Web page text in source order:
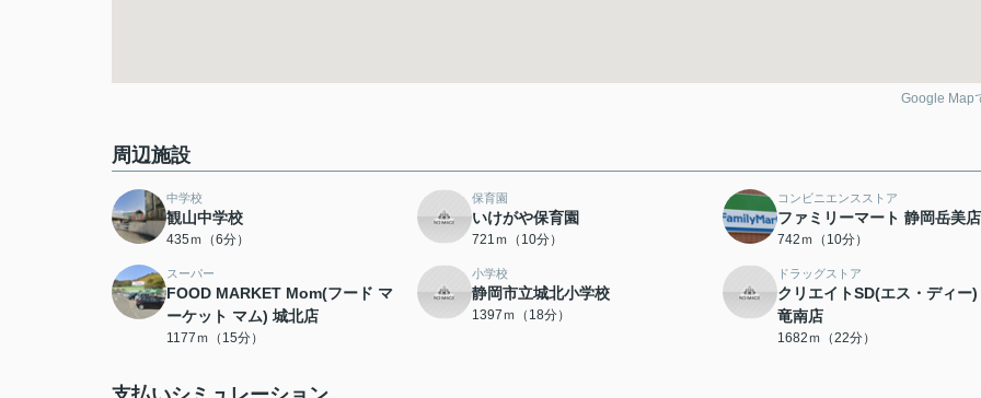
Google Map
周辺施設
中学校
観山中学校
435ｍ（6分）
保育園
いけがや保育園
721ｍ（10分）
コンビニエンスストア
ファミリーマート 静岡岳美店
742ｍ（10分）
スーパー
FOOD MARKET Mom(フード マ
ーケット マム) 城北店
1177ｍ（15分）
小学校
静岡市立城北小学校
1397ｍ（18分）
ドラッグストア
クリエイトSD(エス・ディー
竜南店
1682ｍ（22分）